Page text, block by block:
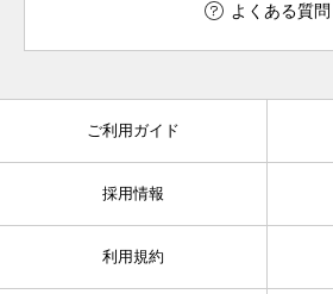
よくある質問
ご利用ガイド
採用情報
利用規約